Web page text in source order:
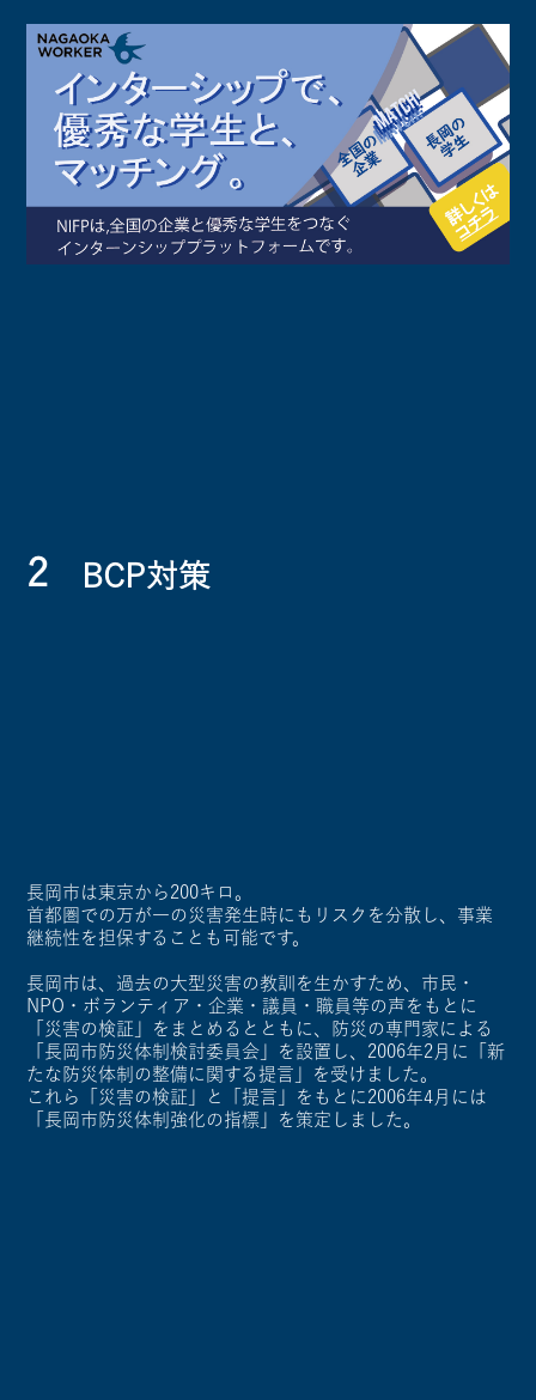
2 BCP対策
長岡市は東京から200キロ。
首都圏での万が一の災害発生時にもリスクを分散し、事業
継続性を担保することも可能です。
長岡市は、過去の大型災害の教訓を生かすため、市民・
NPO・ボランティア・企業・議員・職員等の声をもとに
「災害の検証」をまとめるとともに、防災の専門家による
「長岡市防災体制検討委員会」を設置し、2006年2月に「新
たな防災体制の整備に関する提言」を受けました。
これら「災害の検証」と「提言」をもとに2006年4月には
「長岡市防災体制強化の指標」を策定しました。